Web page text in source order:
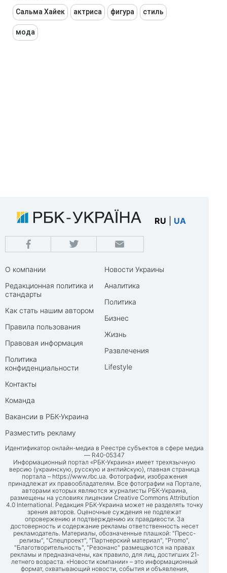
Сальма Хайек актриса фигура стиль
мода
RU UA
О компании
Редакционная политика и
стандарты
Как стать нашим автором
Правила пользования
Правовая информация
Политика
конфиденциальности
Контакты
Команда
Вакансии в РБК-Украина
Разместить рекламу
Новости Украины
Аналитика
Политика
Бизнес
Жизнь
Развлечения
Lifestyle
Идентификатор онлайн-медиа в Реестре субъектов в сфере медиа
— R40-05347
Информационный портал «РБК-Украина» имеет трехязычную
версию (украинскую, русскую и английскую), главная страница
портала – https://www.rbc.ua. Фотографии, изображения
принадлежат их правообладателям. Все фотографии на Портале,
авторами которых являются журналисты РБК-Украина,
размещены на условиях лицензии Creative Commons Attribution
4.0 International. Редакция РБК-Украина может не разделять точку
зрения авторов. Оценочные суждения не подлежат
опровержению и подтверждению их правдивости. За
достоверность и содержание рекламы ответственность несет
рекламодатель. Материалы, обозначенные плашкой: "Пресс-
релизы", "Спецпроект", "Партнерский материал", "Promo",
"Благотворительность", "Резонанс" размещаются на правах
рекламы и предназначены, как правило, для лиц, достигших 21-
летнего возраста. «Новости компании» – это информационный
формат, охватывающий новости, события и объявления,